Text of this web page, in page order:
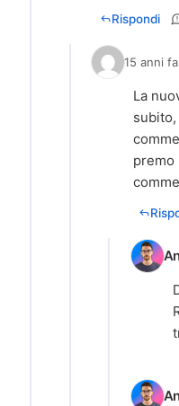
Rispondi
15 anni fa
La
premo